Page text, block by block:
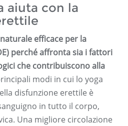
aiuta con la
efficace per la
perché affronta sia i fattori
che contribuiscono alla
modi in cui lo yoga
disfunzione erettile è
in tutto il corpo,
Una migliore circolazione